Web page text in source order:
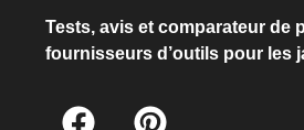
Tests, avis et comparateur de
fournisseurs d’outils pour les